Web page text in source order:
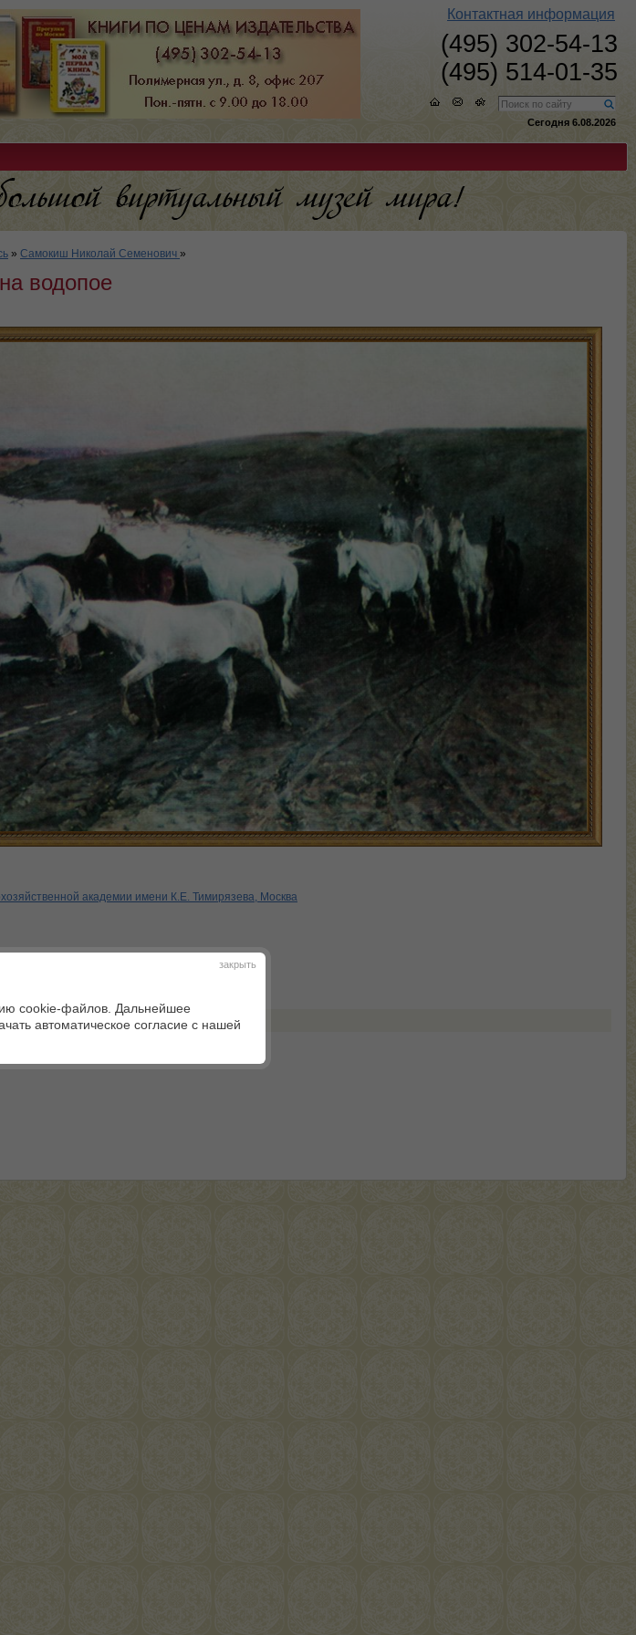
Контактная информация
(495) 302-54-13
(495) 514-01-35
Сегодня 6.08.2026
» Самокиш Николай Семенович »
водопое
академии имени К.Е. Тимирязева, Москва
закрыть
cookie-файлов. Дальнейшее
автоматическое согласие с нашей